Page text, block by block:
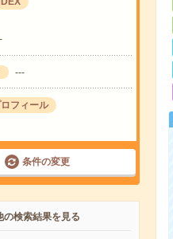
---
フィール
条件の変更
の検索結果を見る